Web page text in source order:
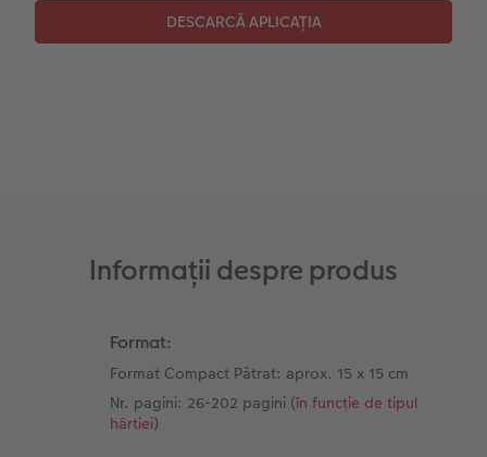
Informații despre produs
Format:
Format Compact Pătrat: aprox. 15 x 15 cm
Nr. pagini: 26-202 pagini (în funcție de tipul
hârtiei)